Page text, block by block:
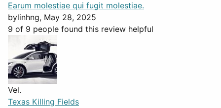
Earum molestiae qui fugit molestiae.
bylinhng, May 28, 2025
9 of 9 people found this review helpful
Vel.
Texas Killing Fields